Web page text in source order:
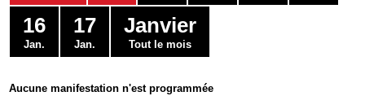
16
Jan.
17
Jan.
Janvier
Tout le mois
Aucune manifestation n'est programmée